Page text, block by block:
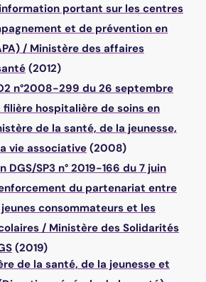
portant sur les centres
et de prévention en
/ Ministère des affaires
(2012)
n°2008-299 du 26 septembre
hospitalière de soins en
de la santé, de la jeunesse,
vie associative (2008)
SP3 n° 2019-166 du 7 juin
du partenariat entre
consommateurs et les
/ Ministère des Solidarités
(2019)
de la santé, de la jeunesse et